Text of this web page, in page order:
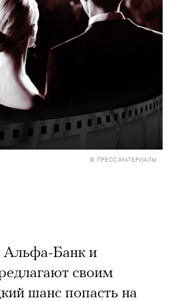
© ПРЕСС-МАТЕРИАЛЫ
Альфа-Банк и
своим
шанс попасть на